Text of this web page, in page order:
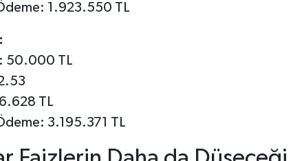
1.923.550 TL
50.000 TL
TL
3.195.371 TL